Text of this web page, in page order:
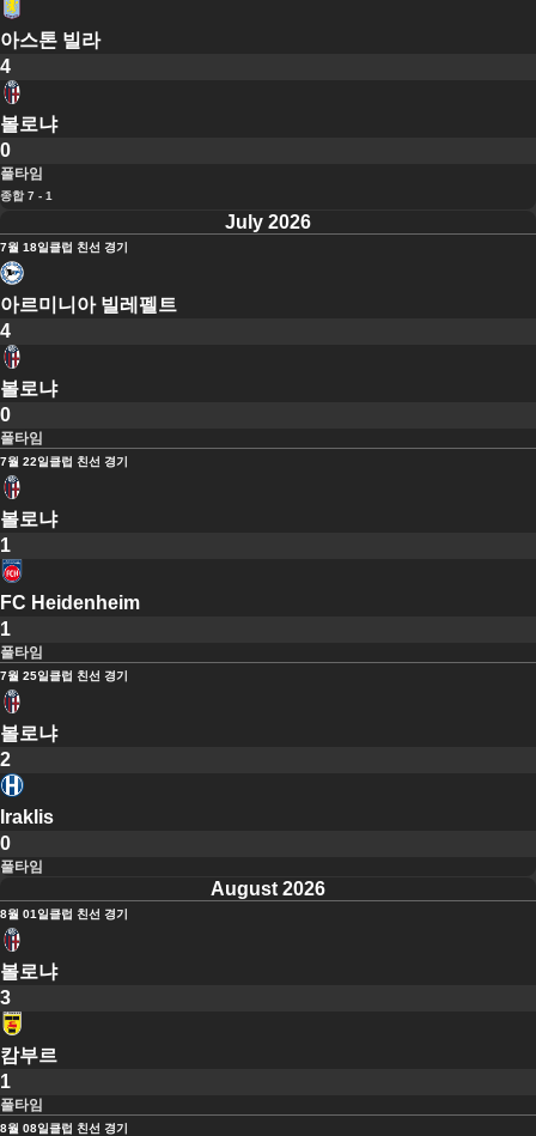
아스톤 빌라
4
볼로냐
0
풀타임
종합 7 - 1
July 2026
7월 18일클럽 친선 경기
아르미니아 빌레펠트
4
볼로냐
0
풀타임
7월 22일클럽 친선 경기
볼로냐
1
FC Heidenheim
1
풀타임
7월 25일클럽 친선 경기
볼로냐
2
Iraklis
0
풀타임
August 2026
8월 01일클럽 친선 경기
볼로냐
3
캄부르
1
풀타임
8월 08일클럽 친선 경기